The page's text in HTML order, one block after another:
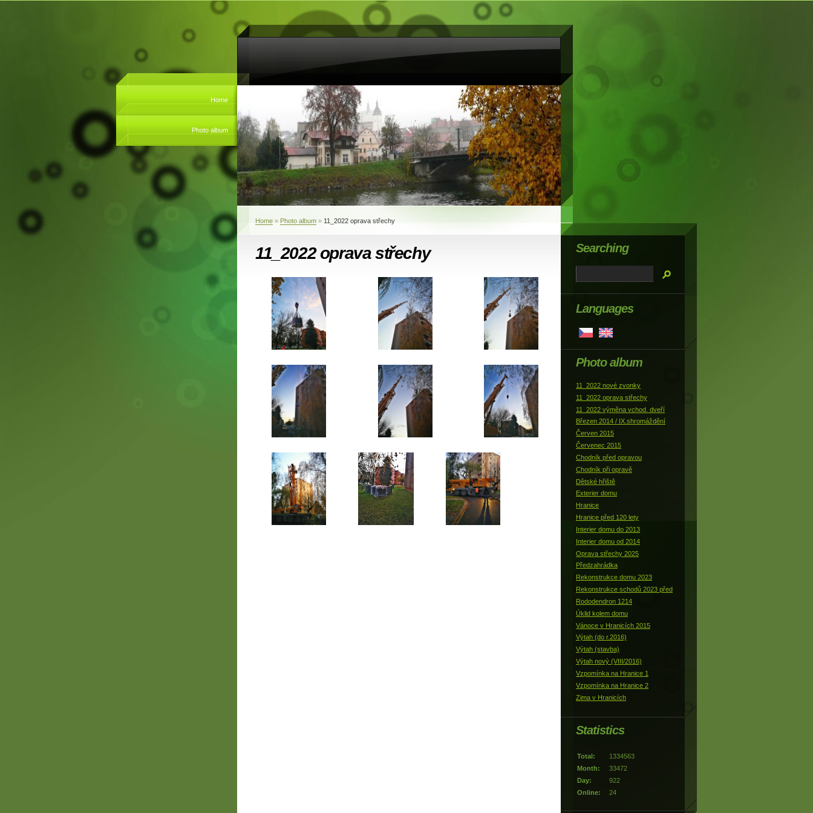
Home
Photo album
Home » Photo album » 11_2022 oprava střechy
11_2022 oprava střechy
Languages
Photo album
11_2022 nové zvonky
11_2022 oprava střechy
11_2022 výměna vchod. dveří
Březen 2014 / IX.shromáždění
Červen 2015
Červenec 2015
Chodník před opravou
Chodník při opravě
Dětské hřiště
Exterier domu
Hranice
Hranice před 120 lety
Interier domu do 2013
Interier domu od 2014
Oprava střechy 2025
Předzahrádka
Rekonstrukce domu 2023
Rekonstrukce schodů 2023 před
Rododendron 1214
Úklid kolem domu
Vánoce v Hranicích 2015
Výtah (do r.2016)
Výtah (stavba)
Výtah nový (VIII/2016)
Vzpomínka na Hranice 1
Vzpomínka na Hranice 2
Zima v Hranicích
Searching
Statistics
Online: 24
Total:
1334563
Month:
33472
Day:
922